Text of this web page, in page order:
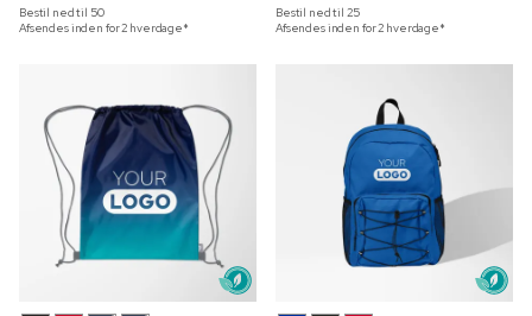
Bestil ned til 50
Afsendes inden for 2 hverdage*
Bestil ned til 25
Afsendes inden for 2 hverdage*